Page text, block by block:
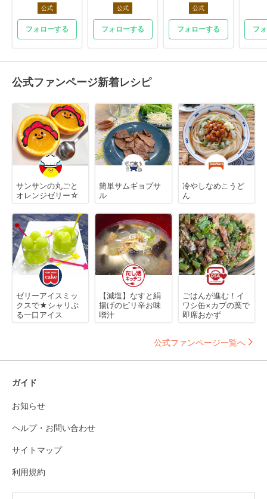
公式
フォローする
公式
フォローする
公式
フォローする フ
公式ファンページ新着レシピ
サンサンの丸ごと
オレンジゼリー☆
簡単サムギョプサ
ル
冷やしなめこうど
ん
ゼリーアイスミッ
クスで★シャリぷ
る一口アイス
【減塩】なすと絹
揚げのピリ辛お味
噌汁
ごはんが進む！イ
ワシ缶×カブの葉で
即席おかず
公式ファンページ一覧へ
ガイド
お知らせ
ヘルプ・お問い合わせ
サイトマップ
利用規約